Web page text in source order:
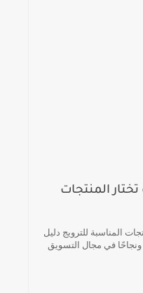
المنتجات
المناسبة للترويج دليل
ونجاحًا في مجال التسويق